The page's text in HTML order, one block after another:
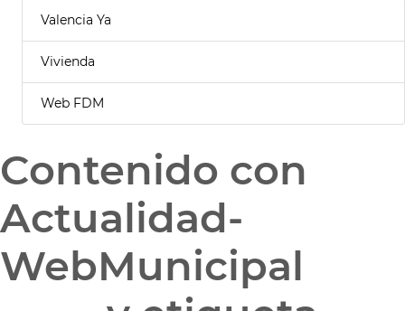
Valencia Ya
Vivienda
Web FDM
Contenido con
Actualidad-
WebMunicipal